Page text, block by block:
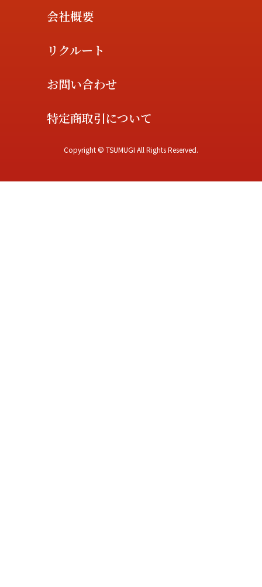
会社概要
リクルート
お問い合わせ
特定商取引について
Copyright © TSUMUGI All Rights Reserved.